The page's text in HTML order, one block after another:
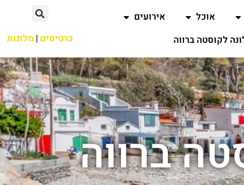
אוכל
אירועים
לקוסטה ברווה כרטיסים | מלונות
ברווה